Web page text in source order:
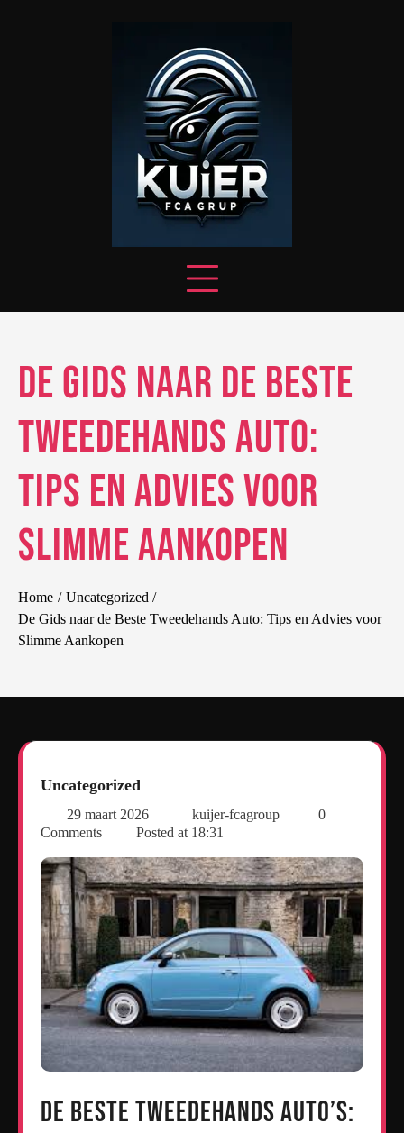
De Gids naar de Beste
Tweedehands Auto:
Tips en Advies voor
Slimme Aankopen
Home
Uncategorized
De Gids naar de Beste Tweedehands Auto: Tips en Advies voor
Slimme Aankopen
Uncategorized
29 maart 2026 kuijer-fcagroup
0
Comments
Posted at 18:31
De Beste Tweedehands Auto’s: